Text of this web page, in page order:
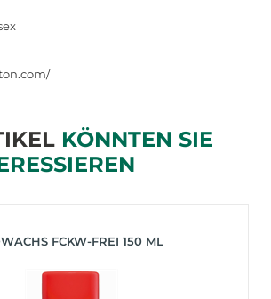
KÖNNTEN SIE
FCKW-FREI 150 ML